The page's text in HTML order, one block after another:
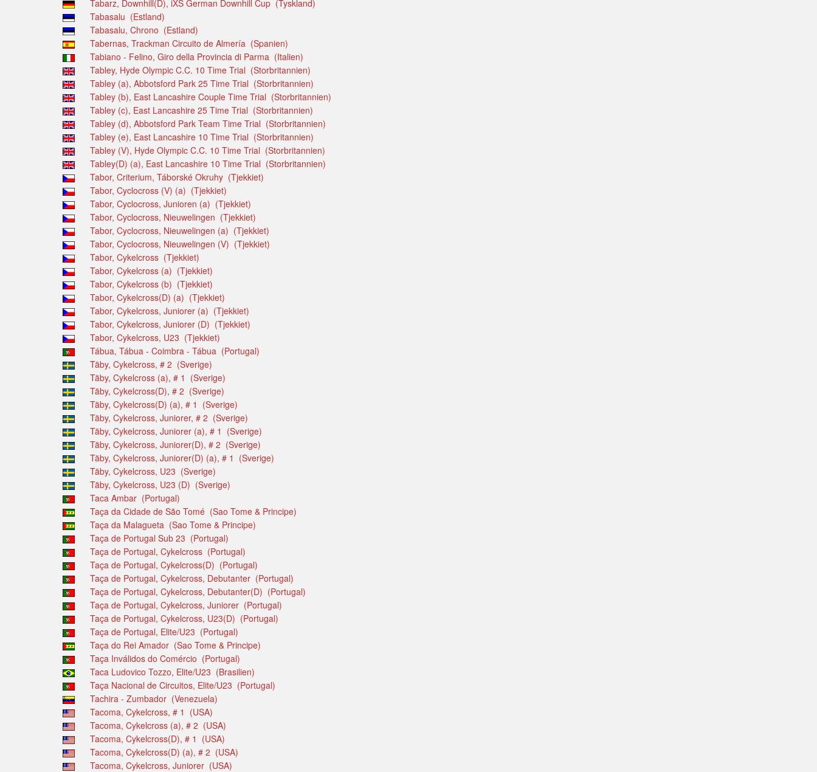
Tabarz, Downhill(D), iXS German Downhill Cup (Tyskland)
Tabasalu (Estland)
Tabasalu, Chrono (Estland)
Tabernas, Trackman Circuito de Almería (Spanien)
Tabiano - Felino, Giro della Provincia di Parma (Italien)
Tabley, Hyde Olympic C.C. 10 Time Trial (Storbritannien)
Tabley (a), Abbotsford Park 25 Time Trial (Storbritannien)
Tabley (b), East Lancashire Couple Time Trial (Storbritannien)
Tabley (c), East Lancashire 25 Time Trial (Storbritannien)
Tabley (d), Abbotsford Park Team Time Trial (Storbritannien)
Tabley (e), East Lancashire 10 Time Trial (Storbritannien)
Tabley (V), Hyde Olympic C.C. 10 Time Trial (Storbritannien)
Tabley(D) (a), East Lancashire 10 Time Trial (Storbritannien)
Tabor, Criterium, Táborské Okruhy (Tjekkiet)
Tabor, Cyclocross (V) (a) (Tjekkiet)
Tabor, Cyclocross, Junioren (a) (Tjekkiet)
Tabor, Cyclocross, Nieuwelingen (Tjekkiet)
Tabor, Cyclocross, Nieuwelingen (a) (Tjekkiet)
Tabor, Cyclocross, Nieuwelingen (V) (Tjekkiet)
Tabor, Cykelcross (Tjekkiet)
Tabor, Cykelcross (a) (Tjekkiet)
Tabor, Cykelcross (b) (Tjekkiet)
Tabor, Cykelcross(D) (a) (Tjekkiet)
Tabor, Cykelcross, Juniorer (a) (Tjekkiet)
Tabor, Cykelcross, Juniorer (D) (Tjekkiet)
Tabor, Cykelcross, U23 (Tjekkiet)
Tábua, Tábua - Coimbra - Tábua (Portugal)
Täby, Cykelcross, # 2 (Sverige)
Täby, Cykelcross (a), # 1 (Sverige)
Täby, Cykelcross(D), # 2 (Sverige)
Täby, Cykelcross(D) (a), # 1 (Sverige)
Täby, Cykelcross, Juniorer, # 2 (Sverige)
Täby, Cykelcross, Juniorer (a), # 1 (Sverige)
Täby, Cykelcross, Juniorer(D), # 2 (Sverige)
Täby, Cykelcross, Juniorer(D) (a), # 1 (Sverige)
Täby, Cykelcross, U23 (Sverige)
Täby, Cykelcross, U23 (D) (Sverige)
Taca Ambar (Portugal)
Taça da Cidade de São Tomé (Sao Tome & Principe)
Taça da Malagueta (Sao Tome & Principe)
Taça de Portugal Sub 23 (Portugal)
Taça de Portugal, Cykelcross (Portugal)
Taça de Portugal, Cykelcross(D) (Portugal)
Taça de Portugal, Cykelcross, Debutanter (Portugal)
Taça de Portugal, Cykelcross, Debutanter(D) (Portugal)
Taça de Portugal, Cykelcross, Juniorer (Portugal)
Taça de Portugal, Cykelcross, U23(D) (Portugal)
Taça de Portugal, Elite/U23 (Portugal)
Taça do Rei Amador (Sao Tome & Principe)
Taça Inválidos do Comércio (Portugal)
Taca Ludovico Tozzo, Elite/U23 (Brasilien)
Taça Nacional de Circuitos, Elite/U23 (Portugal)
Tachira - Zumbador (Venezuela)
Tacoma, Cykelcross, # 1 (USA)
Tacoma, Cykelcross (a), # 2 (USA)
Tacoma, Cykelcross(D), # 1 (USA)
Tacoma, Cykelcross(D) (a), # 2 (USA)
Tacoma, Cykelcross, Juniorer (USA)